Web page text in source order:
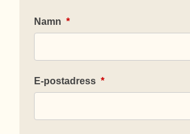
Namn *
E-postadress *